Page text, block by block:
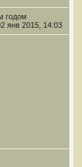
годом
янв 2015, 14:03